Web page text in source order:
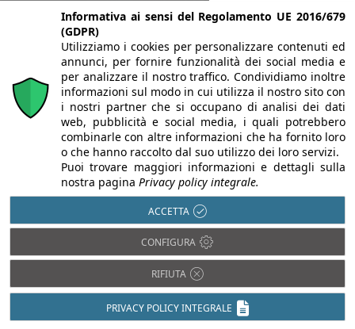
CBD Guangzhou 2026 rafforza la
dimensione internazionale con un
+33,4% di visitatori esteri
3 Agosto 2026
CBD Guangzhou guarda sempre più oltre i
confini nazionali, spinto dalla ricerca di fornitori
qualificati e dall'apertura verso nuovi sbocchi
commerciali.
Informativa ai sensi del Regolamento UE 2016/679
(GDPR)
Utilizziamo i cookies per personalizzare contenuti ed
annunci, per fornire funzionalità dei social media e
per analizzare il nostro traffico. Condividiamo inoltre
informazioni sul modo in cui utilizza il nostro sito con
i nostri partner che si occupano di analisi dei dati
web, pubblicità e social media, i quali potrebbero
combinarle con altre informazioni che ha fornito loro
o che hanno raccolto dal suo utilizzo dei loro servizi.
Puoi trovare maggiori informazioni e dettagli sulla
nostra pagina Privacy policy integrale.
ACCETTA
CONFIGURA
RIFIUTA
PRIVACY POLICY INTEGRALE